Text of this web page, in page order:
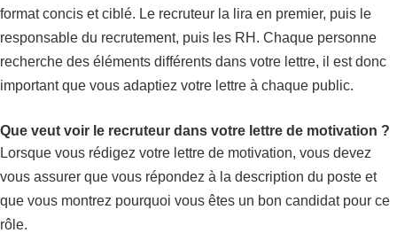
format concis et ciblé. Le recruteur la lira en premier, puis le
responsable du recrutement, puis les RH. Chaque personne
recherche des éléments différents dans votre lettre, il est donc
important que vous adaptiez votre lettre à chaque public.
Que veut voir le recruteur dans votre lettre de motivation ?
Lorsque vous rédigez votre lettre de motivation, vous devez
vous assurer que vous répondez à la description du poste et
que vous montrez pourquoi vous êtes un bon candidat pour ce
rôle.